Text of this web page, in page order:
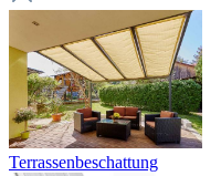
Terrassenbeschattung